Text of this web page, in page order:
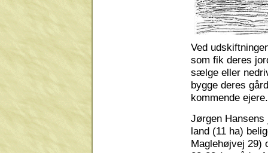
Ved
som fik deres
sælge eller
bygge deres
kommende ejere.
Jørgen Hansens
land (11 ha)
Maglehøjvej 29)